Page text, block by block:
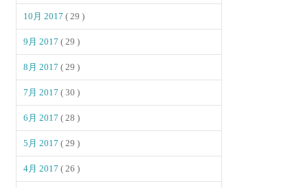
10月 2017( 29 )
9月 2017( 29 )
8月 2017( 29 )
7月 2017( 30 )
6月 2017( 28 )
5月 2017( 29 )
4月 2017( 26 )